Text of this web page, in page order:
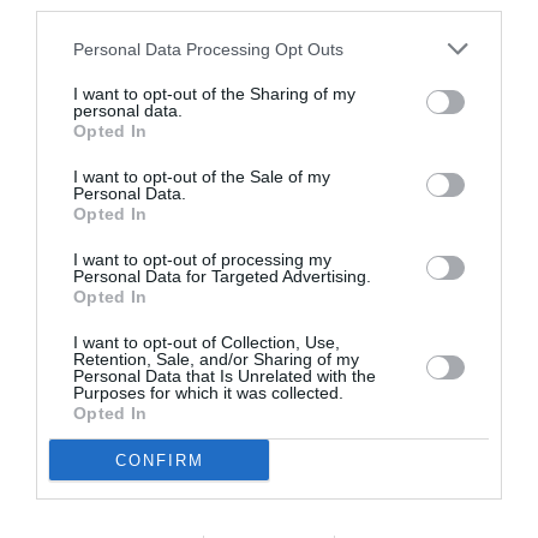
Personal Data Processing Opt Outs
I want to opt-out of the Sharing of my
personal data.
Opted In
I want to opt-out of the Sale of my
Personal Data.
Opted In
I want to opt-out of processing my
Personal Data for Targeted Advertising.
Opted In
I want to opt-out of Collection, Use,
Retention, Sale, and/or Sharing of my
Personal Data that Is Unrelated with the
Purposes for which it was collected.
Opted In
CONFIRM
Eισιτήρια:
Είσοδος Ελεύθερη
Πληροφορίες / Κρατήσεις:
Ακολουθήστε το Culturenow.gr στο
μάθετε πρώτοι όλες τις ειδήσεις
Δείτε όλα τατελευταία νέα
Πολιτισμό στο
Culturenow.gr
Νέοι Διαγωνισμοί❯
ΓΚΑΛΕΡΙ ΤΕΧΝΗΣ - ΑΙΘΟΥΣΕΣ ΤΕΧΝΗΣ